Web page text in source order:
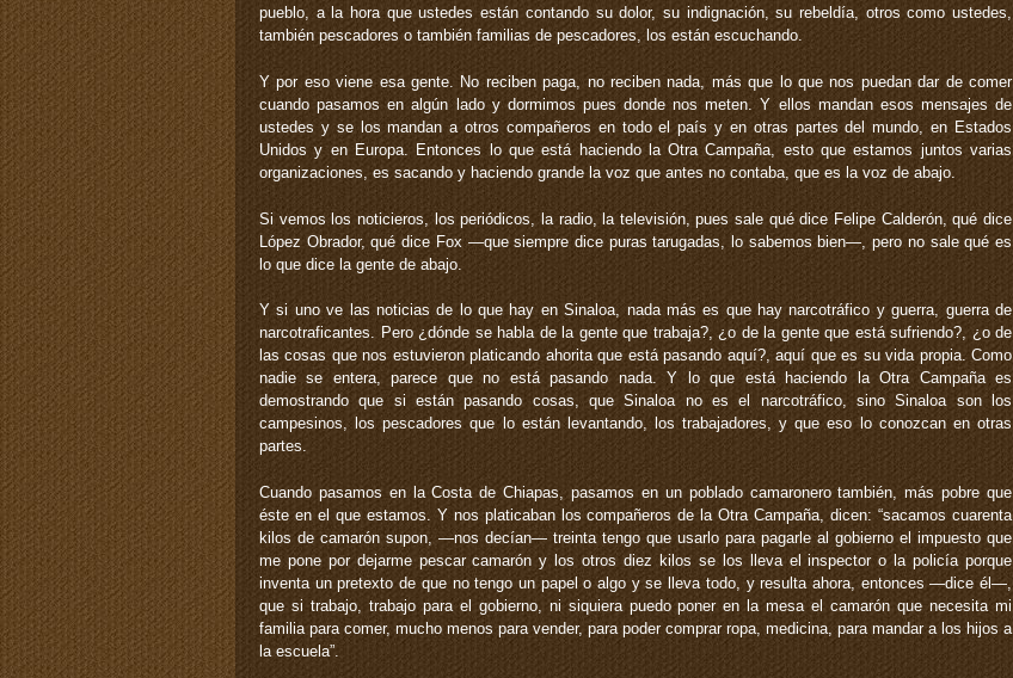
pueblo, a la hora que ustedes están contando su dolor, su indignación, su rebeldía, otros como ustedes,
también pescadores o también familias de pescadores, los están escuchando.
Y por eso viene esa gente. No reciben paga, no reciben nada, más que lo que nos puedan dar de comer
cuando pasamos en algún lado y dormimos pues donde nos meten. Y ellos mandan esos mensajes de
ustedes y se los mandan a otros compañeros en todo el país y en otras partes del mundo, en Estados
Unidos y en Europa. Entonces lo que está haciendo la Otra Campaña, esto que estamos juntos varias
organizaciones, es sacando y haciendo grande la voz que antes no contaba, que es la voz de abajo.
Si vemos los noticieros, los periódicos, la radio, la televisión, pues sale qué dice Felipe Calderón, qué dice
López Obrador, qué dice Fox —que siempre dice puras tarugadas, lo sabemos bien—, pero no sale qué es
lo que dice la gente de abajo.
Y si uno ve las noticias de lo que hay en Sinaloa, nada más es que hay narcotráfico y guerra, guerra de
narcotraficantes. Pero ¿dónde se habla de la gente que trabaja?, ¿o de la gente que está sufriendo?, ¿o de
las cosas que nos estuvieron platicando ahorita que está pasando aquí?, aquí que es su vida propia. Como
nadie se entera, parece que no está pasando nada. Y lo que está haciendo la Otra Campaña es
demostrando que si están pasando cosas, que Sinaloa no es el narcotráfico, sino Sinaloa son los
campesinos, los pescadores que lo están levantando, los trabajadores, y que eso lo conozcan en otras
partes.
Cuando pasamos en la Costa de Chiapas, pasamos en un poblado camaronero también, más pobre que
éste en el que estamos. Y nos platicaban los compañeros de la Otra Campaña, dicen: “sacamos cuarenta
kilos de camarón supon, —nos decían— treinta tengo que usarlo para pagarle al gobierno el impuesto que
me pone por dejarme pescar camarón y los otros diez kilos se los lleva el inspector o la policía porque
inventa un pretexto de que no tengo un papel o algo y se lleva todo, y resulta ahora, entonces —dice él—,
que si trabajo, trabajo para el gobierno, ni siquiera puedo poner en la mesa el camarón que necesita mi
familia para comer, mucho menos para vender, para poder comprar ropa, medicina, para mandar a los hijos a
la escuela”.